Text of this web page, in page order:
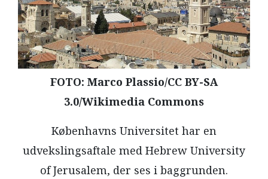
LÆSER
TIL
LÆSER
NAVNE
HISTORIE
TEORI
OM
ARBEJDEREN
FOTO: Marco Plassio/CC BY-SA
3.0/Wikimedia Commons
Københavns Universitet har en
udvekslingsaftale med Hebrew University
of Jerusalem, der ses i baggrunden.